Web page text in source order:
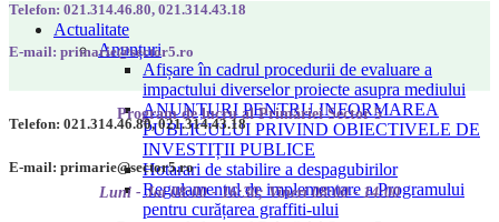
Actualitate
Anunțuri
Afișare în cadrul procedurii de evaluare a
impactului diverselor proiecte asupra mediului
ANUNȚURI PENTRU INFORMAREA
PUBLICULUI PRIVIND OBIECTIVELE DE
INVESTIȚII PUBLICE
Hotarari de stabilire a despagubirilor
Regulamentul de implementare a Programului
pentru curățarea graffiti-ului
Telefon: 021.314.46.80, 021.314.43.18
E-mail: primarie@sector5.ro
Program de lucru al Primăriei Sector 5
Luni - Joi 08:00 - 16:30; Vineri 08:00 - 14:00
Telefon: 021.314.46.80, 021.314.43.18
E-mail: primarie@sector5.ro